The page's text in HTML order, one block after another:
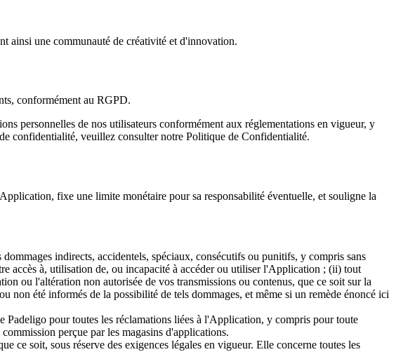
ainsi une communauté de créativité et d'innovation.
conformément au RGPD.
personnelles de nos utilisateurs conformément aux réglementations en vigueur, y
confidentialité, veuillez consulter notre Politique de Confidentialité.
fixe une limite monétaire pour sa responsabilité éventuelle, et souligne la
indirects, accidentels, spéciaux, consécutifs ou punitifs, y compris sans
accès à, utilisation de, ou incapacité à accéder ou utiliser l'Application ; (ii) tout
ou l'altération non autorisée de vos transmissions ou contenus, que ce soit sur la
été informés de la possibilité de tels dommages, et même si un remède énoncé ici
Padeligo pour toutes les réclamations liées à l'Application, y compris pour toute
perçue par les magasins d'applications.
ce soit, sous réserve des exigences légales en vigueur. Elle concerne toutes les